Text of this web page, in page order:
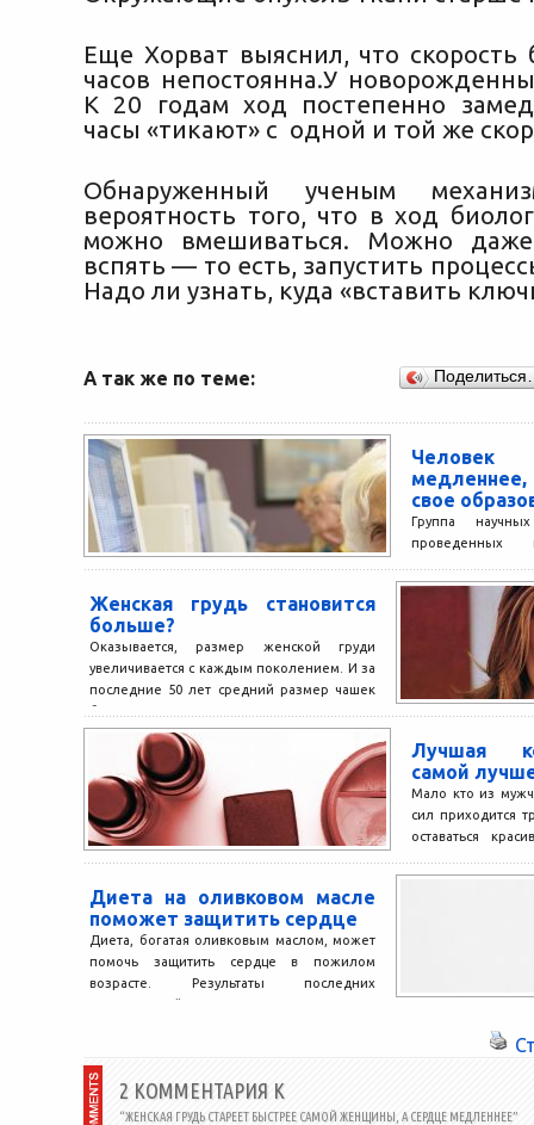
Еще Хорват выяснил, что скорость
часов непостоянна.У
К 20 годам ход постепенно
часы «тикают» с одной и той же
Обнаруженный ученым
вероятность того, что в ход
можно вмешиваться. Можно
вспять — то есть, запустить
Надо ли узнать, куда «вставить
А так же по теме:
свое
Группа
проведенных
сказали что
связано с его
Женская грудь становится
больше?
Оказывается, размер женской груди
увеличивается с каждым поколением. И за
последние 50 лет средний размер чашек
бюстгальтера увеличился с B...
Лучшая
самой
Мало кто из
сил приходится
оставаться
Диета на оливковом масле
поможет защитить сердце
Диета, богатая оливковым маслом, может
помочь защитить сердце в пожилом
возрасте. Результаты последних
исследований, проведенных
2 КОММЕНТАРИЯ К
“ЖЕНСКАЯ ГРУДЬ СТАРЕЕТ БЫСТРЕЕ САМОЙ ЖЕНЩИНЫ, А СЕРДЦЕ МЕДЛЕННЕЕ”